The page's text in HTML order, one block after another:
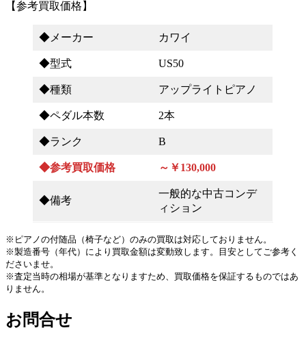
【参考買取価格】
◆メーカー カワイ
◆型式 US50
◆種類 アップライトピアノ
◆ペダル本数 2本
◆ランク B
◆参考買取価格 ～￥130,000
◆備考
一般的な中古コンデ
ィション
※ピアノの付随品（椅子など）のみの買取は対応しておりません。
※製造番号（年代）により買取金額は変動致します。目安としてご参考く
ださいませ。
※査定当時の相場が基準となりますため、買取価格を保証するものではあ
りません。
お問合せ